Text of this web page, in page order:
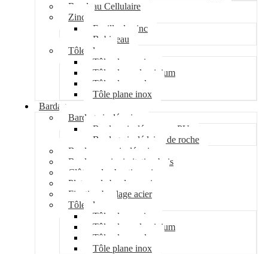
Bandeau Cellulaire
Zinc
Feuille de zinc
Bobineau
Tôle plane
Tôle plane acier
Tôle plane aluminium
Tôle plane galva
Tôle plane inox
Bardage
Bardage isolé acier
Bardage isolé mousse PU
Bardage isolé laine de roche
Bardage non isolé acier
Bardage acier imitation bois
Clôture de chantier acier
Plateau de bardage acier
Fixation bardage acier
Tôle plane
Tôle plane acier
Tôle plane aluminium
Tôle plane galva
Tôle plane inox